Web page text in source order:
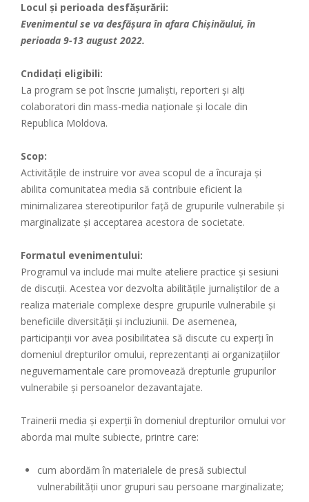
Locul și perioada desfășurării:
Evenimentul se va desfășura în afara Chișinăului, în
perioada 9-13 august 2022.
Cndidați eligibili:
La program se pot înscrie jurnaliști, reporteri și alți
colaboratori din mass-media naționale și locale din
Republica Moldova.
Scop:
Activitățile de instruire vor avea scopul de a încuraja și
abilita comunitatea media să contribuie eficient la
minimalizarea stereotipurilor față de grupurile vulnerabile și
marginalizate și acceptarea acestora de societate.
Formatul evenimentului:
Programul va include mai multe ateliere practice și sesiuni
de discuții. Acestea vor dezvolta abilitățile jurnaliștilor de a
realiza materiale complexe despre grupurile vulnerabile și
beneficiile diversității și incluziunii. De asemenea,
participanții vor avea posibilitatea să discute cu experți în
domeniul drepturilor omului, reprezentanți ai organizațiilor
neguvernamentale care promovează drepturile grupurilor
vulnerabile și persoanelor dezavantajate.
Trainerii media și experții în domeniul drepturilor omului vor
aborda mai multe subiecte, printre care:
cum abordăm în materialele de presă subiectul
vulnerabilității unor grupuri sau persoane marginalizate;